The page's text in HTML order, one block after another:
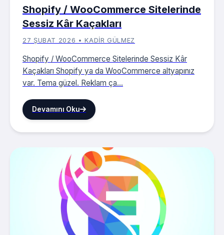
Shopify / WooCommerce Sitelerinde
Sessiz Kâr Kaçakları
27 ŞUBAT 2026 • KADIR GÜLMEZ
Shopify / WooCommerce Sitelerinde Sessiz Kâr
Kaçakları Shopify ya da WooCommerce altyapınız
var. Tema güzel. Reklam ça...
Devamını Oku